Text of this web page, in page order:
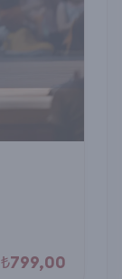
₺799,00